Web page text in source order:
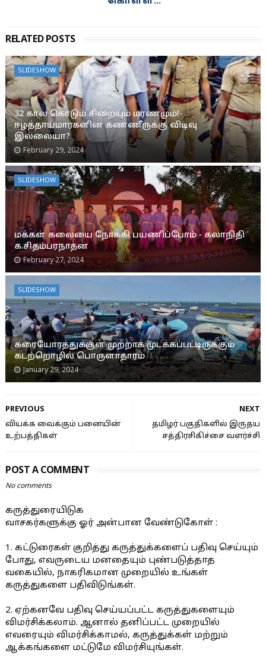
RELATED POSTS
SLIDESHOW
32 கால கொடும் சிறையும் மரணமும்!-
ஈழத்தாய்மார்களின் கண்ணீருக்கு விடிவு
இல்லையா?
February 29, 2024
SLIDESHOW
மக்கள் கலையை நோக்கி பயணிப்போம் - கலாநிதி
க.சிதம்பரநாதன்
February 27, 2024
SLIDESHOW
கரையோரத்துக்குள் முற்றாக முடக்கப்பட்டிருக்கும்
கடற்றொழில் பொருளாதாரம்
January 29, 2024
NEXT
தமிழர் பகுதிகளில் இருதய
சத்திரசிகிச்சை வளர்ச்சி
PREVIOUS
வியக்க வைக்கும் பனையின்
உற்பத்திகள்
POST A COMMENT
No comments
கருத்துரையிடுக
வாசகர்களுக்கு ஓர் அன்பான வேண்டுகோள் :
1. கட்டுரைகள் குறித்து கருத்துக்களைப் பதிவு செய்யும்
போது, எவருடைய மனதையும் புண்படுத்தாத
வகையில், நாகரிகமான முறையில் உங்கள்
கருத்துகளை பதிவிடுங்கள்.
2. ஏற்கனவே பதிவு செய்யப்பட்ட கருத்துகளையும்
விமர்சிக்கலாம். ஆனால் தனிப்பட்ட முறையில்
எவரையும் விமர்சிக்காமல், கருத்துக்கள் மற்றும்
ஆக்கங்களை மட்டுமே விமர்சியுங்கள்.